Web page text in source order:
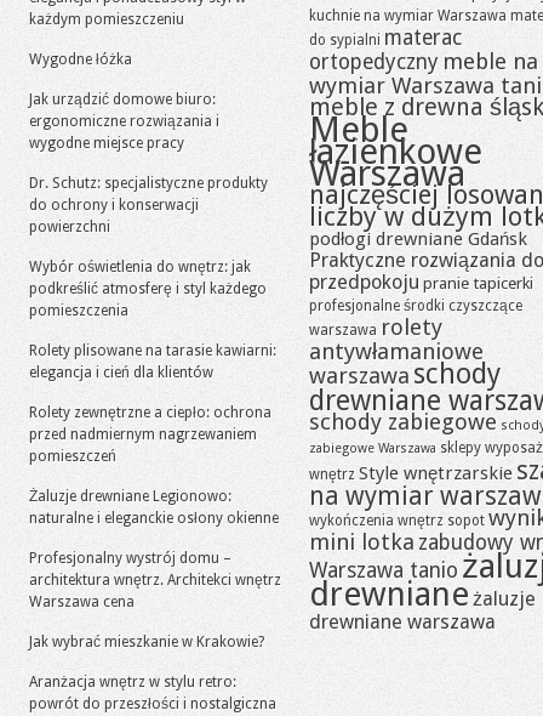
każdym pomieszczeniu
Wygodne łóżka
Jak urządzić domowe biuro:
ergonomiczne rozwiązania i
wygodne miejsce pracy
Dr. Schutz: specjalistyczne produkty
do ochrony i konserwacji
powierzchni
Wybór oświetlenia do wnętrz: jak
podkreślić atmosferę i styl każdego
pomieszczenia
Rolety plisowane na tarasie kawiarni:
elegancja i cień dla klientów
Rolety zewnętrzne a ciepło: ochrona
przed nadmiernym nagrzewaniem
pomieszczeń
Żaluzje drewniane Legionowo:
naturalne i eleganckie osłony okienne
Profesjonalny wystrój domu –
architektura wnętrz. Architekci wnętrz
Warszawa cena
Jak wybrać mieszkanie w Krakowie?
Aranżacja wnętrz w stylu retro:
powrót do przeszłości i nostalgiczna
kuchnie na wymiar Warszawa
do sypialni materac
ortopedyczny meble na
wymiar Warszawa
meble z drewna
Meble
łazienkowe
Warszawa
najczęściej
liczby w dużym
podłogi drewniane Gdańsk
Praktyczne rozwiązania do
przedpokoju pranie tapicerki
profesjonalne środki czyszczące
warszawa rolety
antywłamaniowe
warszawa schody
drewniane
schody zabiegowe
zabiegowe Warszawa sklepy
wnętrz Style wnętrzarskie
na wymiar
wykończenia wnętrz sopot
mini lotka zabudowy
Warszawa tanio
drewniane żaluzje
drewniane warszawa